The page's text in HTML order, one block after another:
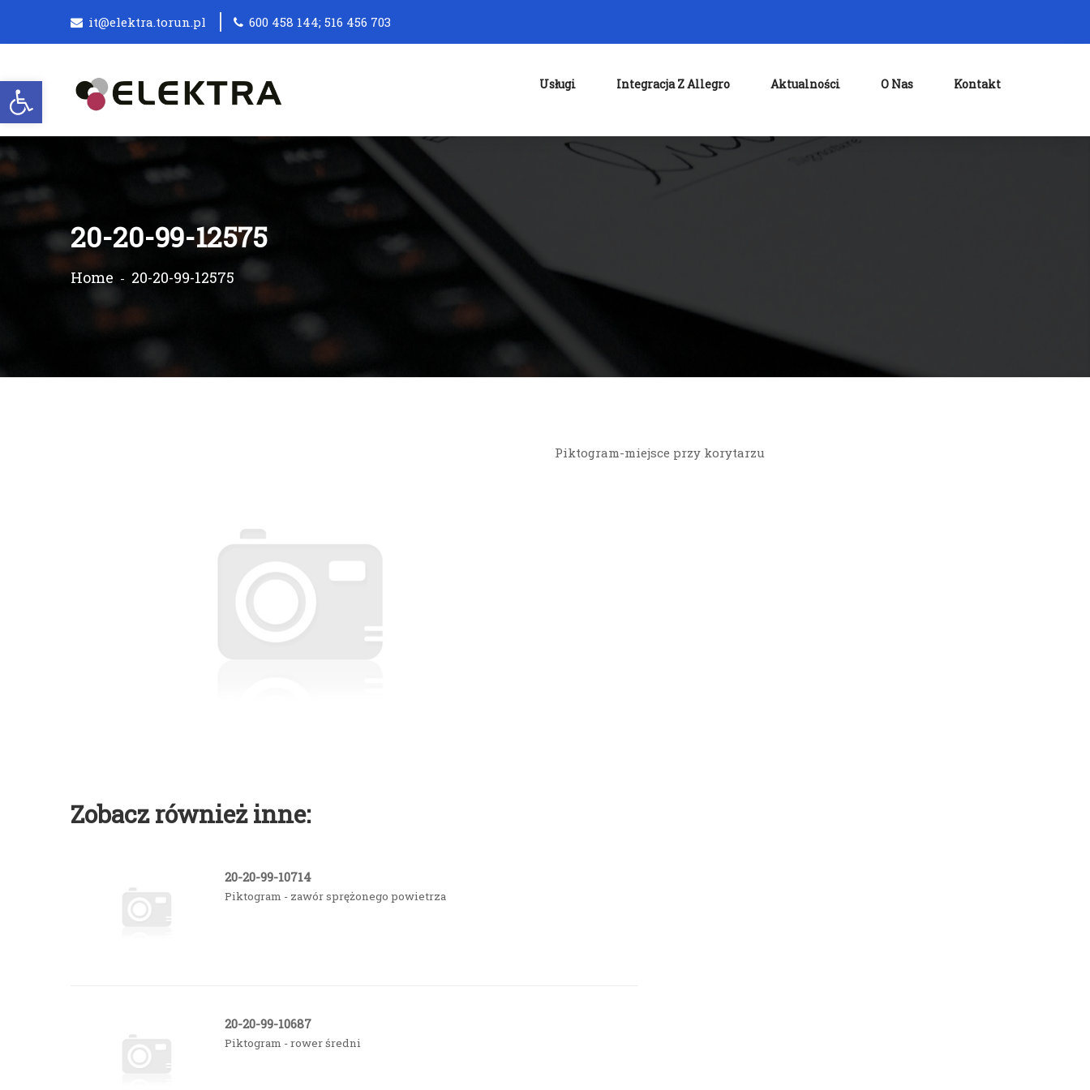
Otwórz pasek narzędzi
it@elektra.torun.pl 600 458 144; 516 456 703
Usługi Integracja Z Allegro Aktualności O Nas Kontakt
20-20-99-12575
Home 20-20-99-12575
Piktogram-miejsce przy korytarzu
Zobacz również inne:
20-20-99-10714
Piktogram - zawór sprężonego powietrza
20-20-99-10687
Piktogram - rower średni